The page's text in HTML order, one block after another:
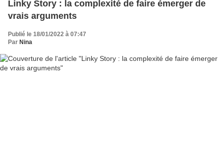
Linky Story : la complexité de faire émerger de
vrais arguments
Publié le 18/01/2022 à 07:47
Par Nina